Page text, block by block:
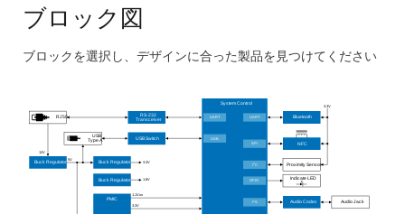
ッサをベースにすることができます。
このシステムのメリット：
オブジェクト検出は、マルチコード認識や光学式文
字認識 (OCR) など、複雑なスキャン環境においてエ
ッジインテリジェンスを提供
フラッシュLEDの照明により、さまざまな周囲光条
件下でも安定かつ信頼性の高いスキャン性能を発揮
ブロック図
ブロックを選択し、デザインに合った製品を見つけてください
block
diagram
3.3V
Bluetooth
USB Switch
RS-232
Transceiver
Proximity Sensor
Indicate LED
12V
USB
Type A NFC
Audio Codec
RJ50
5V
3.3V
1.8V
1.1V
3.3V
Audio Jack
Buck Regulator Buck Regulator
Buck Regulator
PMIC
System Control
USB
UART
I2C
GPIO
UART
SPI
2S